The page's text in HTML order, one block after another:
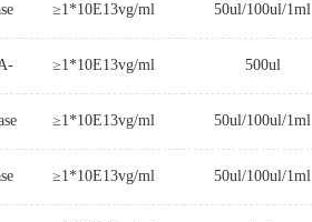
≥1*10E13vg/ml 50ul/100ul/1ml
≥1*10E13vg/ml 500ul
≥1*10E13vg/ml 50ul/100ul/1ml
≥1*10E13vg/ml 50ul/100ul/1ml